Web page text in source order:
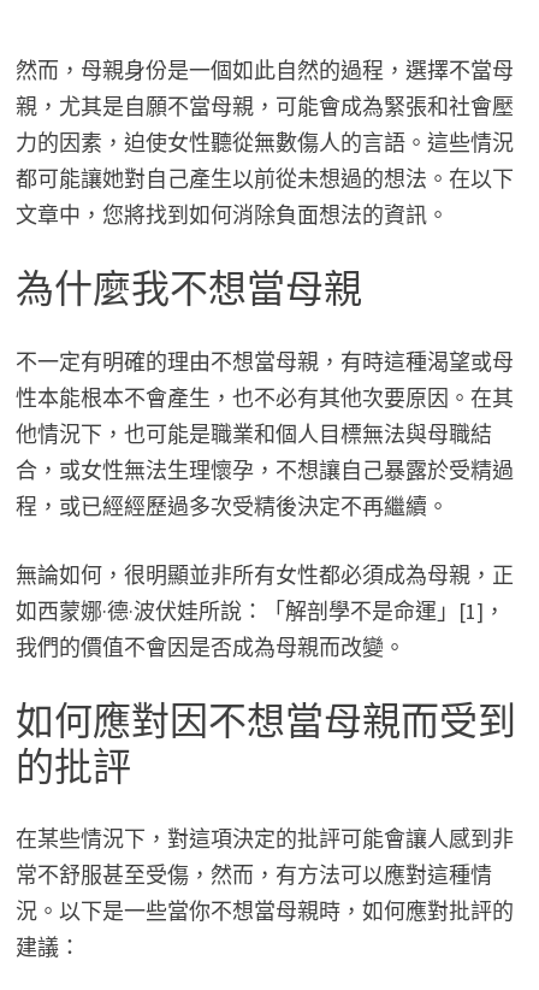
然而，母親身份是一個如此自然的過程，選擇不當母
親，尤其是自願不當母親，可能會成為緊張和社會壓
力的因素，迫使女性聽從無數傷人的言語。這些情況
都可能讓她對自己產生以前從未想過的想法。在以下
文章中，您將找到如何消除負面想法的資訊。
為什麼我不想當母親
不一定有明確的理由不想當母親，有時這種渴望或母
性本能根本不會產生，也不必有其他次要原因。在其
他情況下，也可能是職業和個人目標無法與母職結
合，或女性無法生理懷孕，不想讓自己暴露於受精過
程，或已經經歷過多次受精後決定不再繼續。
無論如何，很明顯並非所有女性都必須成為母親，正
如西蒙娜·德·波伏娃所說：「解剖學不是命運」[1]，
我們的價值不會因是否成為母親而改變。
如何應對因不想當母親而受到
的批評
在某些情況下，對這項決定的批評可能會讓人感到非
常不舒服甚至受傷，然而，有方法可以應對這種情
況。以下是一些當你不想當母親時，如何應對批評的
建議：